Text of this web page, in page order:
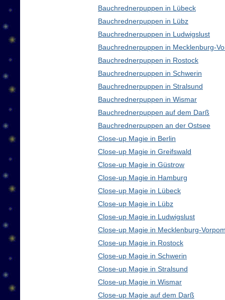
Bauchrednerpuppen in Lübeck
Bauchrednerpuppen in Lübz
Bauchrednerpuppen in Ludwigslust
Bauchrednerpuppen in Mecklenburg-
Bauchrednerpuppen in Rostock
Bauchrednerpuppen in Schwerin
Bauchrednerpuppen in Stralsund
Bauchrednerpuppen in Wismar
Bauchrednerpuppen auf dem Darß
Bauchrednerpuppen an der Ostsee
Close-up Magie in Berlin
Close-up Magie in Greifswald
Close-up Magie in Güstrow
Close-up Magie in Hamburg
Close-up Magie in Lübeck
Close-up Magie in Lübz
Close-up Magie in Ludwigslust
Close-up Magie in Mecklenburg-
Close-up Magie in Rostock
Close-up Magie in Schwerin
Close-up Magie in Stralsund
Close-up Magie in Wismar
Close-up Magie auf dem Darß